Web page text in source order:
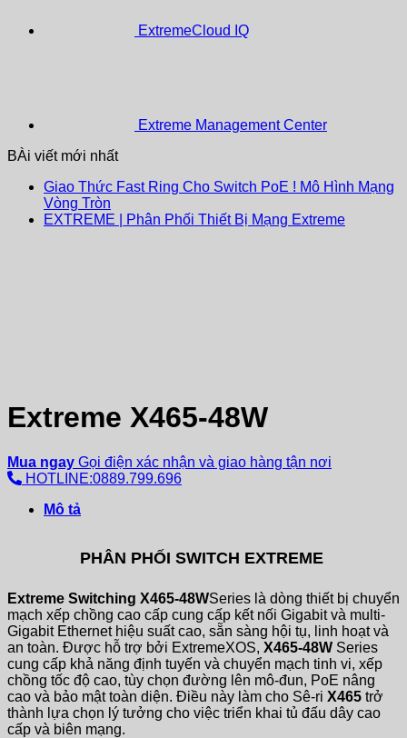
ExtremeCloud IQ
Extreme Management Center
BÀi viết mới nhất
Giao Thức Fast Ring Cho Switch PoE ! Mô Hình Mạng
Vòng Tròn
EXTREME | Phân Phối Thiết Bị Mạng Extreme
Extreme X465-48W
Mua ngay Gọi điện xác nhận và giao hàng tận nơi
HOTLINE:0889.799.696
Mô tả
PHÂN PHỐI SWITCH EXTREME
Extreme Switching X465-48WSeries là dòng thiết bị chuyển
mạch xếp chồng cao cấp cung cấp kết nối Gigabit và multi-
Gigabit Ethernet hiệu suất cao, sẵn sàng hội tụ, linh hoạt và
an toàn. Được hỗ trợ bởi ExtremeXOS, X465-48W Series
cung cấp khả năng định tuyến và chuyển mạch tinh vi, xếp
chồng tốc độ cao, tùy chọn đường lên mô-đun, PoE nâng
cao và bảo mật toàn diện. Điều này làm cho Sê-ri X465 trở
thành lựa chọn lý tưởng cho việc triển khai tủ đấu dây cao
cấp và biên mạng.